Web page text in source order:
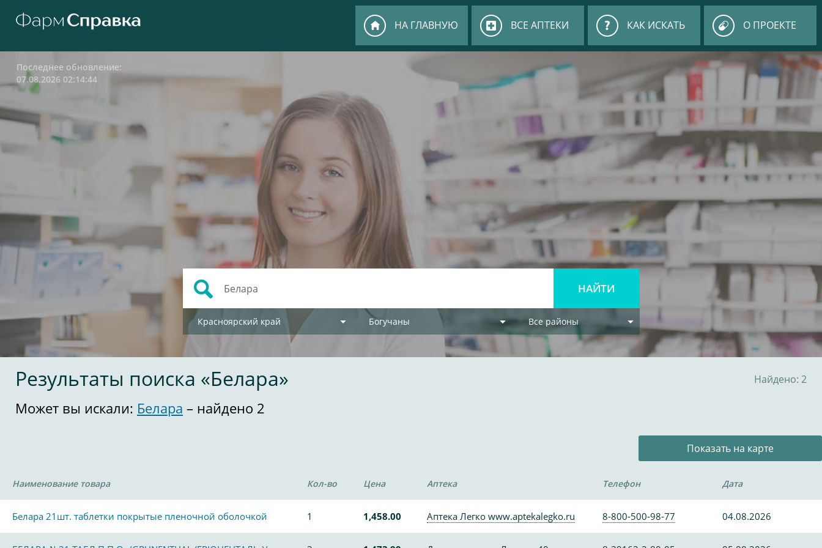
НА ГЛАВНУЮ ВСЕ АПТЕКИ КАК ИСКАТЬ О ПРОЕКТЕ
Последнее обновление:
07.08.2026 02:14:44
Красноярский край Богучаны Все районы
Результаты поиска «Белара» Найдено: 2
Может вы искали: Белара – найдено 2
Показать на карте
Наименование товара Кол-во Цена Аптека Телефон Дата
Белара 21шт. таблетки покрытые пленочной оболочкой 1 1,458.00 Аптека Легко www.aptekalegko.ru 8-800-500-98-77 04.08.2026